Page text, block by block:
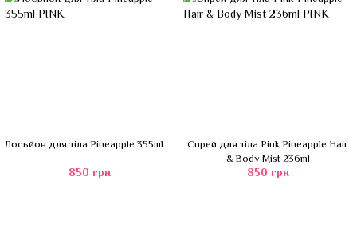
Лосьйон для тіла Pineapple 355ml
850 грн
Спрей для тіла Pink Pineapple Hair
& Body Mist 236ml
850 грн